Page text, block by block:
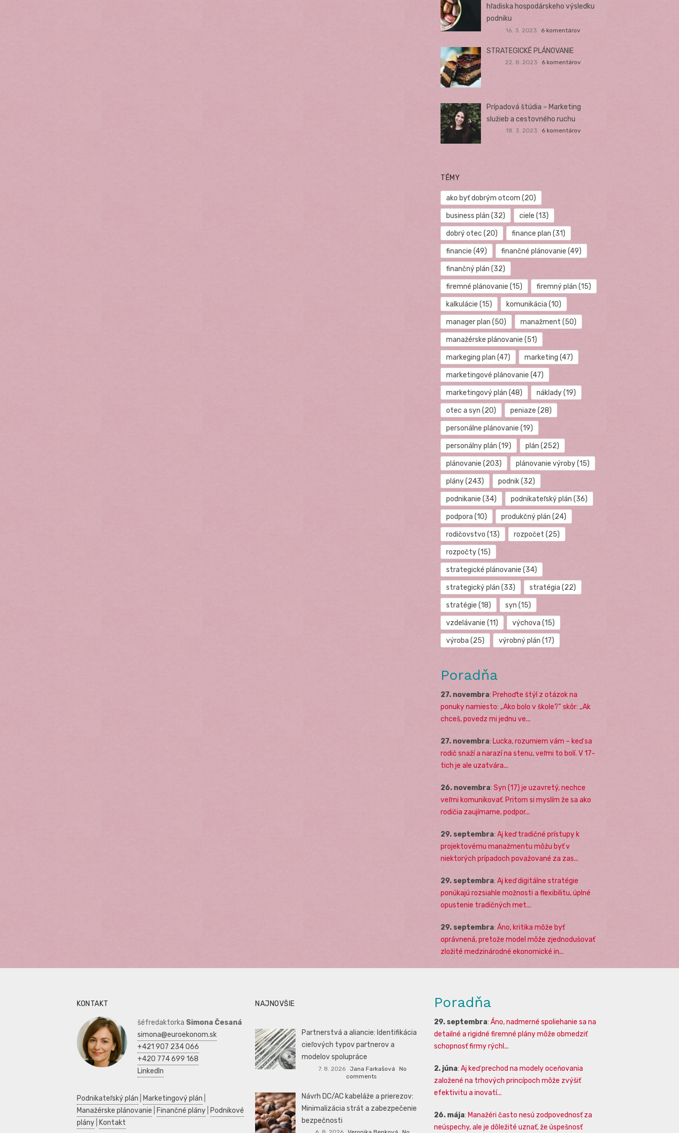
hľadiska hospodárskeho výsledku
podniku
16. 3. 2023 6 komentárov
STRATEGICKÉ PLÁNOVANIE
22. 8. 2023 6 komentárov
Prípadová štúdia – Marketing
služieb a cestovného ruchu
18. 3. 2023 6 komentárov
TÉMY
ako byť dobrým otcom (20)
business plán (32) ciele (13)
dobrý otec (20) finance plan (31)
financie (49) finančné plánovanie (49)
finančný plán (32)
firemné plánovanie (15) firemný plán (15)
kalkulácie (15) komunikácia (10)
manager plan (50) manažment (50)
manažérske plánovanie (51)
markeging plan (47) marketing (47)
marketingové plánovanie (47)
marketingový plán (48) náklady(19)
otec a syn (20) peniaze (28)
personálne plánovanie (19)
personálny plán (19) plán (252)
plánovanie (203) plánovanie výroby(15)
plány(243) podnik(32)
podnikanie (34) podnikateľský plán (36)
podpora (10) produkčný plán (24)
rodičovstvo (13) rozpočet (25)
rozpočty(15)
strategické plánovanie (34)
strategický plán (33) stratégia (22)
stratégie (18) syn (15)
vzdelávanie (11) výchova (15)
výroba (25) výrobný plán (17)
Poradňa
27. novembra: Prehoďte štýl z otázok na
ponuky namiesto: „Ako bolo v škole?“ skôr: „Ak
chceš, povedz mi jednu ve...
27. novembra: Lucka, rozumiem vám – keď sa
rodič snaží a narazí na stenu, veľmi to bolí. V 17-
tich je ale uzatvára...
26. novembra: Syn (17) je uzavretý, nechce
veľmi komunikovať. Pritom si myslím že sa ako
rodičia zaujímame, podpor...
29. septembra: Aj keď tradičné prístupy k
projektovému manažmentu môžu byť v
niektorých prípadoch považované za zas...
29. septembra: Aj keď digitálne stratégie
ponúkajú rozsiahle možnosti a flexibilitu, úplné
opustenie tradičných met...
29. septembra: Áno, kritika môže byť
oprávnená, pretože model môže zjednodušovať
zložité medzinárodné ekonomické in...
KONTAKT
šéfredaktorka Simona Česaná
simona@euroekonom.sk
+421 907 234 066
+420 774 699 168
LinkedIn
Podnikateľský plán Marketingový plán
Manažérske plánovanie
Finančné plány
Podnikové
plány
Kontakt
NAJNOVŠIE
Partnerstvá a aliancie: Identifikácia
cieľových typov partnerov a
modelov spolupráce
7. 8. 2026 Jana Farkašová
No
comments
Návrh DC/AC kabeláže a prierezov:
Minimalizácia strát a zabezpečenie
bezpečnosti
Poradňa
29. septembra: Áno, nadmerné spoliehanie sa na
detailné a rigidné firemné plány môže obmedziť
schopnosť firmy rýchl...
2. júna: Aj keď prechod na modely oceňovania
založené na trhových princípoch môže zvýšiť
efektivitu a inovatí...
26. mája: Manažéri často nesú zodpovednosť za
neúspechy, ale je dôležité uznať, že úspešnosť